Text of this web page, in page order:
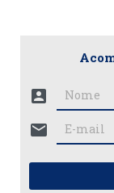
account_box
mail